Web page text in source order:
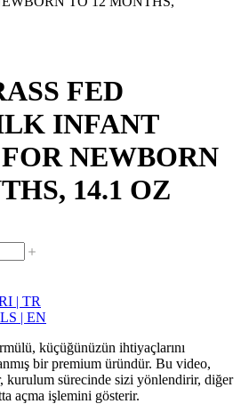
FED
INFANT
NEWBORN
14.1 OZ
| TR
| EN
küçüğünüzün ihtiyaçlarını
bir premium üründür. Bu video,
kurulum sürecinde sizi yönlendirir, diğer
açma işlemini gösterir.